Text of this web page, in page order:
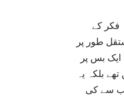
فکر کے
طور پر
بس پر
تھے بلکہ یہ
سے کی